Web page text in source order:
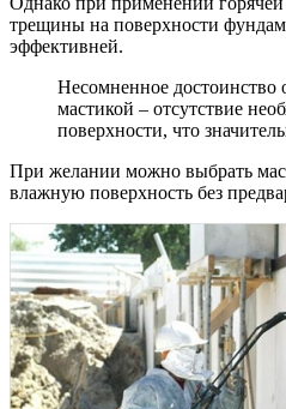
трещины на поверхности
эффективней.
Несомненное достоинство
мастикой – отсутствие
поверхности, что
При желании можно выбрать
влажную поверхность без